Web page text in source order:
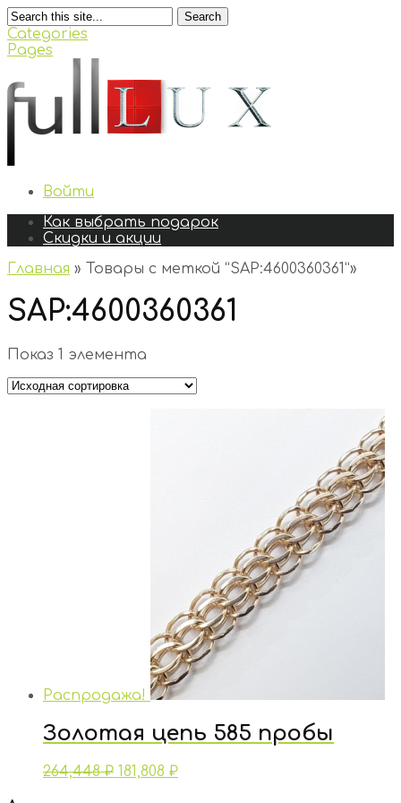
Search
Categories
Pages
Войти
Как выбрать подарок
Скидки и акции
Главная » Товары с меткой “SAP:4600360361”»
SAP:4600360361
Показ 1 элемента
Распродажа!
Золотая цепь 585 пробы
264,448₽ 181,808 ₽